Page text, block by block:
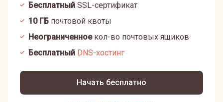
Бесплатный SSL-сертификат
10ГБ почтовой квоты
Неограниченноекол-во почтовых ящиков
Бесплатный DNS-хостинг
Начать бесплатно